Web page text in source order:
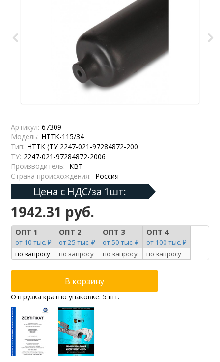
Артикул: 67309
Модель: НТТК-115/34
Тип: НТТК (ТУ 2247-021-97284872-200
ТУ: 2247-021-97284872-2006
Производитель: КВТ
Страна происхождения: Россия
Цена с НДС/за 1шт:
1942.31 руб.
ОПТ 1
от 10 тыс. ₽
ОПТ 2
от 25 тыс. ₽
ОПТ 3
от 50 тыс. ₽
ОПТ 4
от 100 тыс. ₽
по запросу
по запросу по запросу по запросу
Отгрузка кратно упаковке: 5 шт.